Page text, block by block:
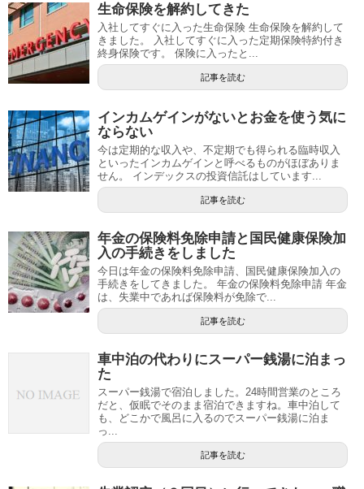
生命保険を解約してきた
入社してすぐに入った生命保険 生命保険を解約して
きました。 入社してすぐに入った定期保険特約付き
終身保険です。 保険に入ったと...
記事を読む
インカムゲインがないとお金を使う気に
ならない
今は定期的な収入や、不定期でも得られる臨時収入
といったインカムゲインと呼べるものがほぼありま
せん。 インデックスの投資信託はしています...
記事を読む
年金の保険料免除申請と国民健康保険加
入の手続きをしました
今日は年金の保険料免除申請、国民健康保険加入の
手続きをしてきました。 年金の保険料免除申請 年金
は、失業中であれば保険料が免除で...
記事を読む
車中泊の代わりにスーパー銭湯に泊まっ
た
スーパー銭湯で宿泊しました。24時間営業のところ
だと、仮眠でそのまま宿泊できますね。車中泊して
も、どこかで風呂に入るのでスーパー銭湯に泊ま
っ...
記事を読む